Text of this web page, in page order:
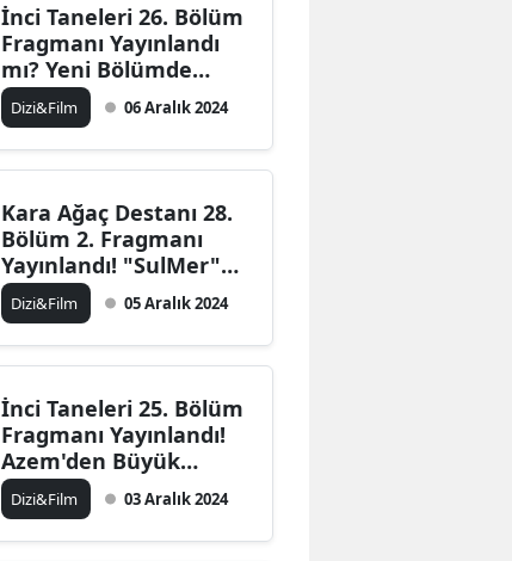
Mersin
İstanbul
İzmir
Kastamonu
Kayseri
Kırklareli
Kocaeli
Konya
Kütahya
İnci Taneleri 26. Bölüm
Fragmanı Yayınlandı
mı? Yeni Bölümde
Neler Olacak
Dizi&Film 06 Aralık 2024
Kara Ağaç Destanı 28.
Bölüm 2. Fragmanı
Yayınlandı! "SulMer"
Sahneye Çıkıyor
Dizi&Film 05 Aralık 2024
İnci Taneleri 25. Bölüm
Fragmanı Yayınlandı!
Azem'den Büyük
Meydan Okuma
Dizi&Film 03 Aralık 2024